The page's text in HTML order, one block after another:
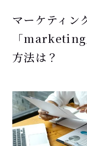
マーケティン
「marketing
方法は？